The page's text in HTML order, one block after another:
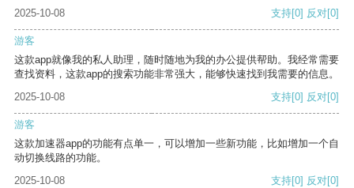
2025-10-08
支持[0] 反对[0]
游客
这款app就像我的私人助理，随时随地为我的办公提供帮助。我经常需要
查找资料，这款app的搜索功能非常强大，能够快速找到我需要的信息。
2025-10-08
支持[0] 反对[0]
游客
这款加速器app的功能有点单一，可以增加一些新功能，比如增加一个自
动切换线路的功能。
2025-10-08
支持[0] 反对[0]